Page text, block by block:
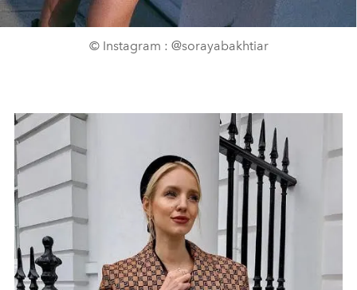
© Instagram : @sorayabakhtiar